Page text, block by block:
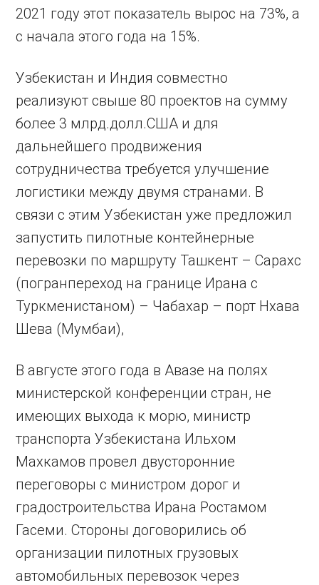
2021 году этот показатель вырос на 73%, а
с начала этого года на 15%.
Узбекистан и Индия совместно
реализуют свыше 80 проектов на сумму
более 3 млрд.долл.США и для
дальнейшего продвижения
сотрудничества требуется улучшение
логистики между двумя странами. В
связи с этим Узбекистан уже предложил
запустить пилотные контейнерные
перевозки по маршруту Ташкент – Сарахс
(погранпереход на границе Ирана с
Туркменистаном) – Чабахар – порт Нхава
Шева (Мумбаи),
В августе этого года в Авазе на полях
министерской конференции стран, не
имеющих выхода к морю, министр
транспорта Узбекистана Ильхом
Махкамов провел двусторонние
переговоры с министром дорог и
градостроительства Ирана Ростамом
Гасеми. Стороны договорились об
организации пилотных грузовых
автомобильных перевозок через